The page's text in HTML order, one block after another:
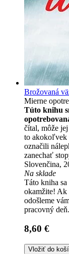
Brožovaná
Mierne
Túto knihu
čítal, môže
to akokoľvek
označili
zanechať
Slovenčina,
Na sklade
Táto kniha
okamžite! Ak
odošleme
pracovný deň.
8,60 €
Vložiť do